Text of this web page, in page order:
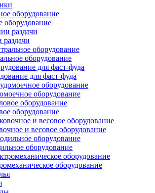
оборудование
оборудование
для фаст-фуда
оборудование
оборудование
и весовое оборудование
оборудование
оборудование